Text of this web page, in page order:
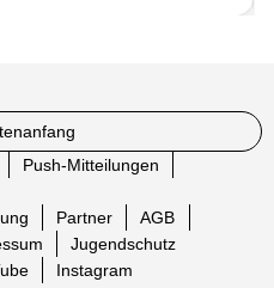
Push-Mitteilungen
Partner
AGB
Jugendschutz
Instagram